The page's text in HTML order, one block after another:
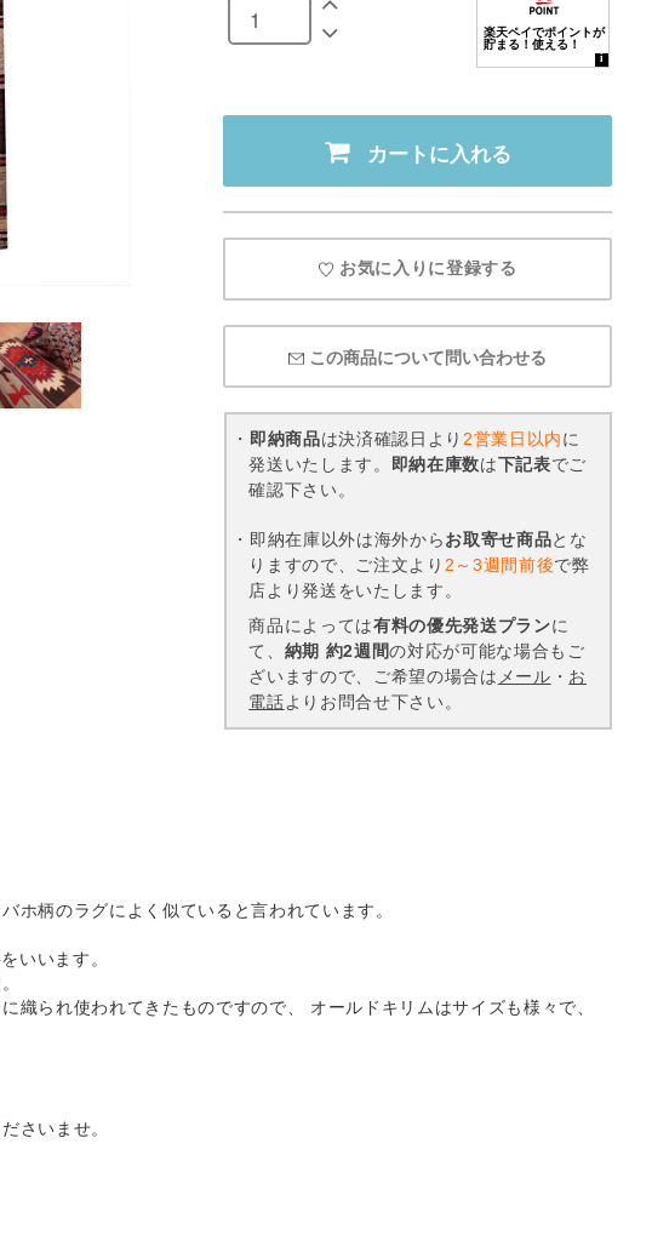
カートに入れる
お気に入りに登録する
この商品について問い合わせる
・ 即納商品は決済確認日より 2営業日以内に
発送いたします。
即納在庫数は下記表でご
確認下さい。
・即納在庫以外は海外からお取寄せ商品とな
りますので、ご注文より 2～3週間前後で弊
店より発送をいたします。
商品によっては有料の優先発送プランに
て、 納期 約2週間の対応が可能な場合もご
ざいますので、ご希望の場合は メール ・ お
電話よりお問合せ下さい。
ホ柄のラグによく似ていると言われています。
いいます。
られ使われてきたものですので、 オールドキリムはサイズも様々で、
さいませ。